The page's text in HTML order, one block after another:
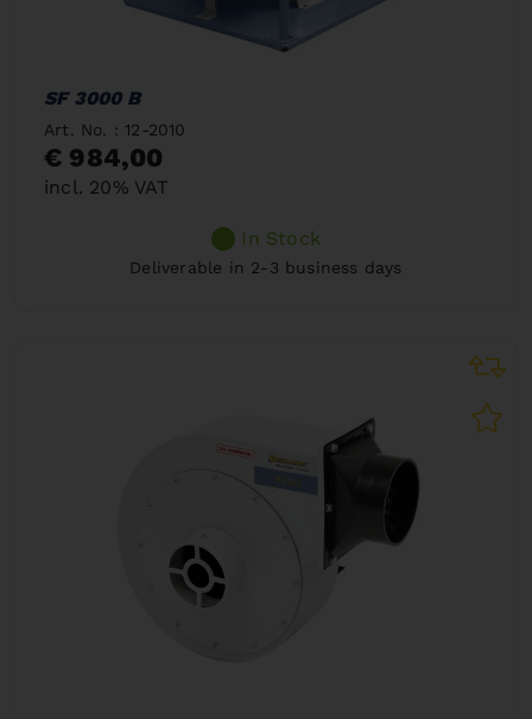
SF 3000 B
Art. No. : 12-2010
€ 984,00
incl. 20% VAT
In Stock
Deliverable in 2-3 business days